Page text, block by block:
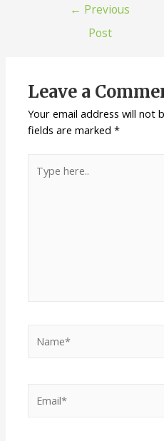
← Previous
Post
Leave a
Your email address will not
fields are marked*